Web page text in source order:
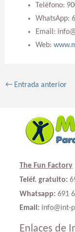
Teléfono:
WhatsApp:
Email:
Web:
←Entrada anterior
The Fun Factory
Teléf. gratuito:
Whatsapp: 691
Email: info@int-
Enlaces de